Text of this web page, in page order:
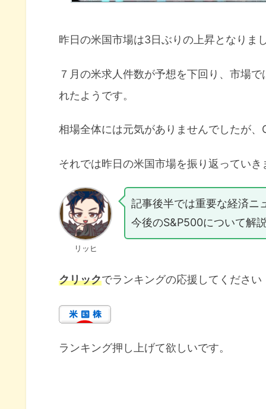
昨日の米国市場は3日ぶりの上昇となりま
７月の米求人件数が予想を下回り、市場
れたようです。
相場全体には元気がありませんでしたが
それでは昨日の米国市場を振り返っていき
リッヒ
記事後半では重要な経済ニ
今後のS&P500について解
クリックでランキングの応援してください
ランキング押し上げて欲しいです。